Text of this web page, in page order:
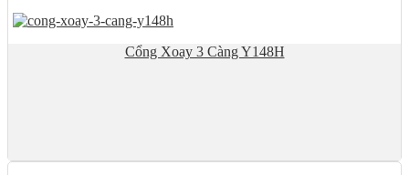
Cổng Xoay 3 Càng Y148H